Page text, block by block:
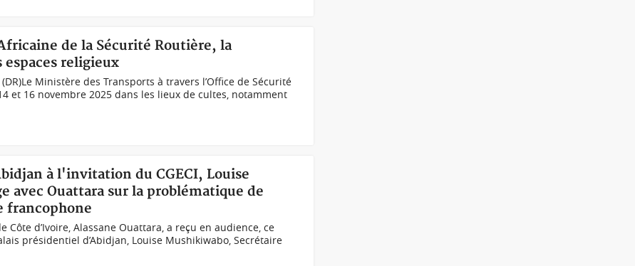
de la Sécurité Routière, la
religieux
Ministère des Transports à travers l’Office de Sécurité
et 16 novembre 2025 dans les lieux de cultes, notamment
à l'invitation du CGECI, Louise
avec Ouattara sur la problématique de
francophone
Côte d’Ivoire, Alassane Ouattara, a reçu en audience, ce
présidentiel d’Abidjan, Louise Mushikiwabo, Secrétaire